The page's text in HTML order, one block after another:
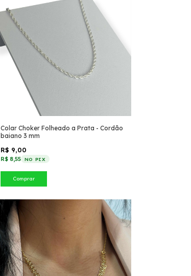
Colar Choker Folheado a Prata - Cordão
baiano 3 mm
R$ 9,00
R$ 8,55 NO PIX
Comprar